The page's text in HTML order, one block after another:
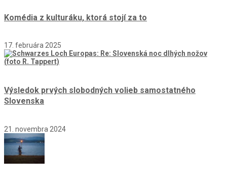
Komédia z kulturáku, ktorá stojí za to
17. februára 2025
Výsledok prvých slobodných volieb samostatného
Slovenska
21. novembra 2024